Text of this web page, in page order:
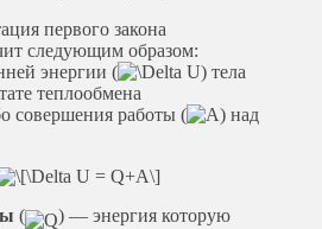
первого закона
следующим образом:
энергии (
) тела
теплообмена
совершения работы (
) над
(
) — энергия которую